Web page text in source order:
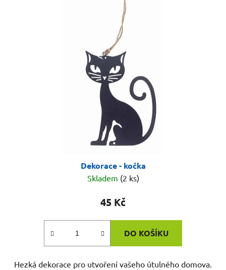
Dekorace - kočka
Skladem (2 ks)
45 Kč
DO KOŠÍKU
Hezká dekorace pro utvoření vašeho útulného domova.